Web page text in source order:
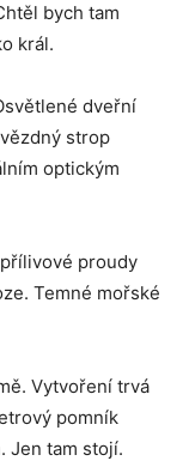
bych tam
král.
dveřní
strop
optickým
proudy
Temné mořské
Vytvoření trvá
pomník
Jen tam stojí.